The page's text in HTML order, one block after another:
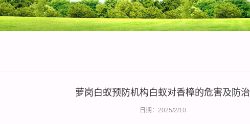
萝岗白蚁预防机构白蚁对香樟的危害及防治
日期：2025/2/10